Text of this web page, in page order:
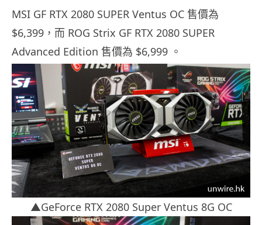
MSI GF RTX 2080 SUPER Ventus OC 售價為
$6,399，而 ROG Strix GF RTX 2080 SUPER
Advanced Edition 售價為 $6,999 。
▲GeForce RTX 2080 Super Ventus 8G OC